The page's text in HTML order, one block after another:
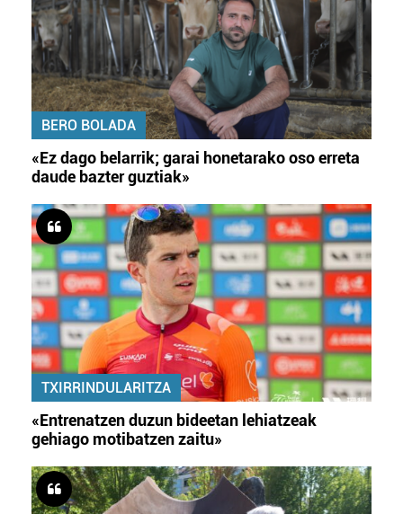
BERO BOLADA
«Ez dago belarrik; garai honetarako oso erreta
daude bazter guztiak»
TXIRRINDULARITZA
«Entrenatzen duzun bideetan lehiatzeak
gehiago motibatzen zaitu»